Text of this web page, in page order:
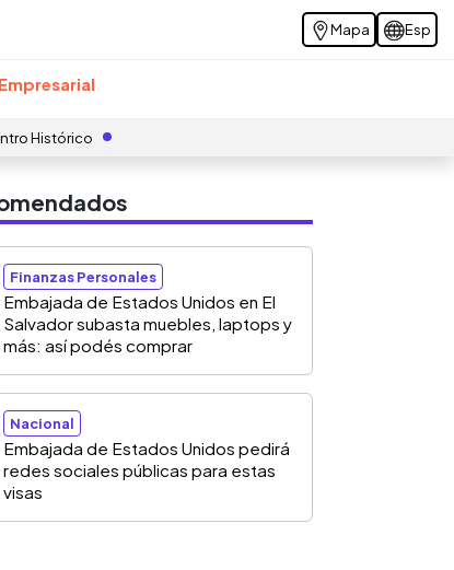
Mapa Esp
Histórico
Finanzas Personales
Embajada de Estados Unidos en El
Salvador subasta muebles, laptops y
más: así podés comprar
Nacional
Embajada de Estados Unidos pedirá
redes sociales públicas para estas
visas